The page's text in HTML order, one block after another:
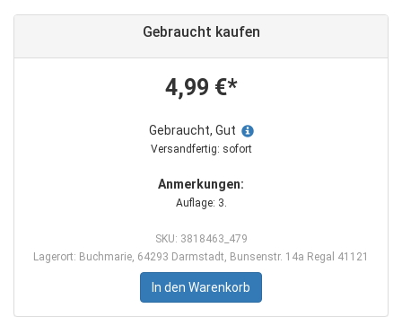
Gebraucht kaufen
4,99 €*
Gebraucht, Gut
Versandfertig: sofort
Anmerkungen:
Auflage: 3.
SKU: 3818463_479
Lagerort: Buchmarie, 64293 Darmstadt, Bunsenstr. 14a Regal 41121
In den Warenkorb